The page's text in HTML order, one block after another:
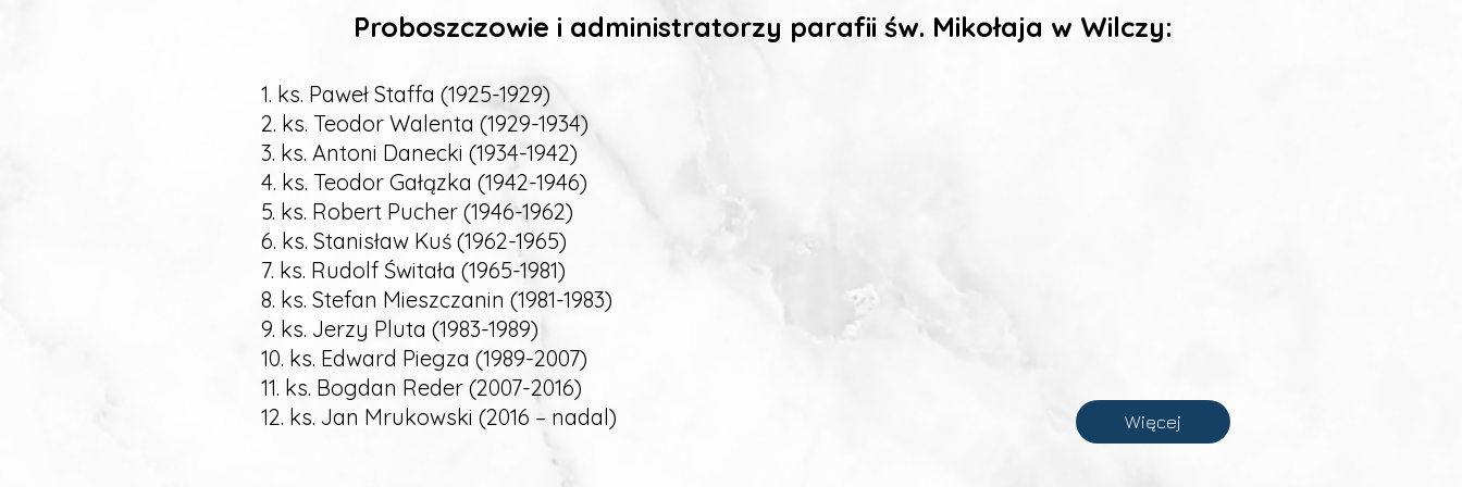
Proboszczowie i administratorzy parafii św. Mikołaja w Wilczy:
1. ks. Paweł Staffa (1925-1929)
2. ks. Teodor Walenta (1929-1934)
3. ks. Antoni Danecki (1934-1942)
4. ks. Teodor Gałązka (1942-1946)
5. ks. Robert Pucher (1946-1962)
6. ks. Stanisław Kuś (1962-1965)
7. ks. Rudolf Świtała (1965-1981)
8. ks. Stefan Mieszczanin (1981-1983)
9. ks. Jerzy Pluta (1983-1989)
10. ks. Edward Piegza (1989-2007)
11. ks. Bogdan Reder (2007-2016)
12. ks. Jan Mrukowski (2016 – nadal)
Więcej